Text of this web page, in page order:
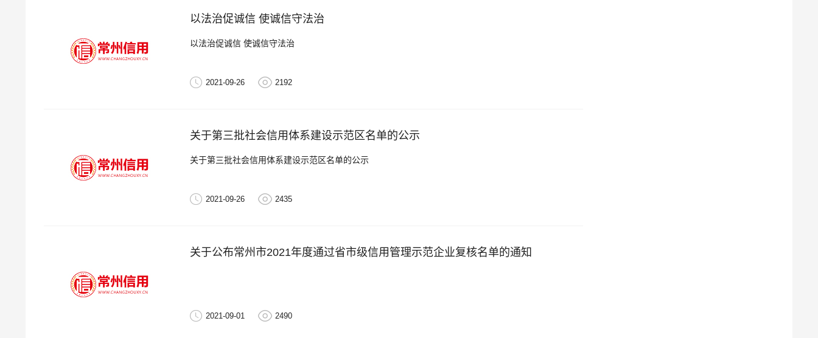
以法治促诚信 使诚信守法治
以法治促诚信 使诚信守法治
2021-09-26 2192
关于第三批社会信用体系建设示范区名单的公示
关于第三批社会信用体系建设示范区名单的公示
2021-09-26 2435
关于公布常州市2021年度通过省市级信用管理示范企业复核名单的通知
2021-09-01 2490